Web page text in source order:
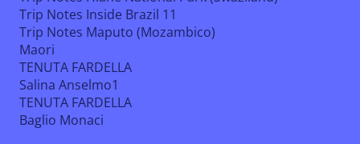
Trip Notes Inside Brazil 11
Trip Notes Maputo (Mozambico)
Maori
TENUTA FARDELLA
Salina Anselmo1
TENUTA FARDELLA
Baglio Monaci